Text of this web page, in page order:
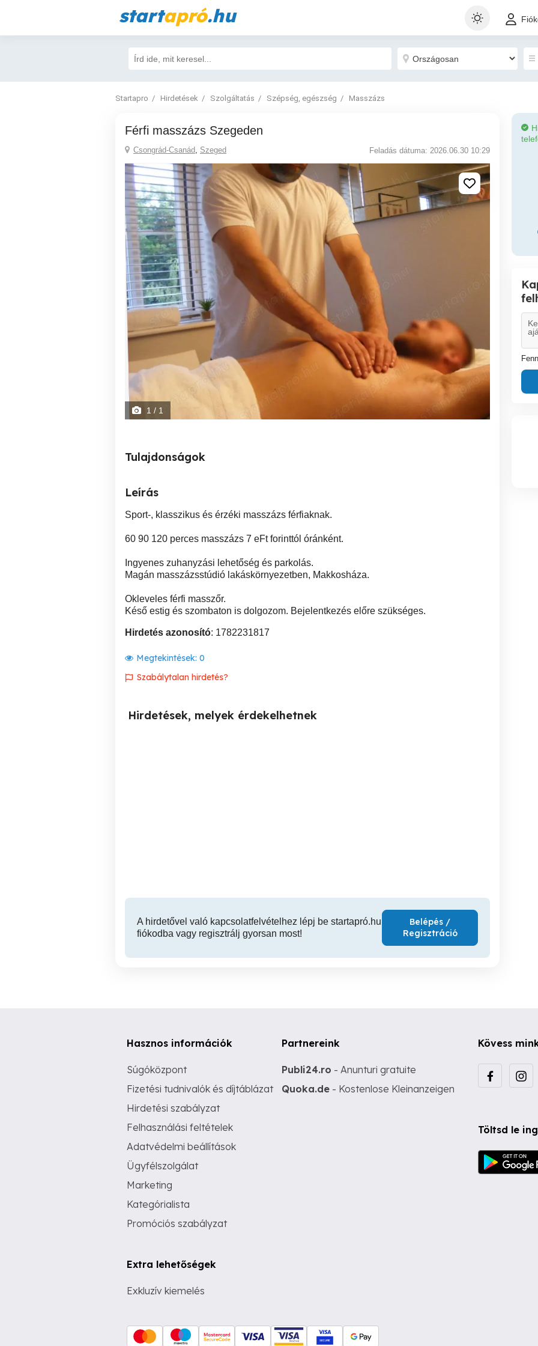
startapró.hu
Startapro Hirdetések Szolgáltatás Szépség, egészség Masszázs
Férfi masszázs Szegeden
Csongrád-Csanád, Szeged Feladás dátuma: 2026.06.30 10:29
1 / 1
Tulajdonságok
Leírás
Sport-, klasszikus és érzéki masszázs férfiaknak.
60 90 120 perces masszázs 7 eFt forinttól óránként.
Ingyenes zuhanyzási lehetőség és parkolás.
Magán masszázsstúdió lakáskörnyezetben, Makkosháza.
Okleveles férfi masszőr.
Késő estig és szombaton is dolgozom. Bejelentkezés előre szükséges.
Hirdetés azonosító: 1782231817
Megtekintések: 0
Szabálytalan hirdetés?
Hirdetések, melyek érdekelhetnek
A hirdetővel való kapcsolatfelvételhez lépj be startapró.hu
fiókodba vagy regisztrálj gyorsan most!
Belépés /
Regisztráció
Hasznos információk
Súgóközpont
Fizetési tudnivalók és díjtáblázat
Hirdetési szabályzat
Felhasználási feltételek
Adatvédelmi beállítások
Ügyfélszolgálat
Marketing
Kategórialista
Promóciós szabályzat
Extra lehetőségek
Exkluzív kiemelés
Partnereink
Publi24.ro - Anunturi gratuite
Quoka.de - Kostenlose Kleinanzeigen
Kövess
Töltsd le